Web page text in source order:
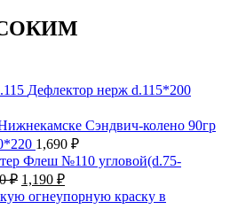
Дефлектор нерж d.115*200
Сэндвич-колено 90гр
1,690 ₽
Флеш №110 угловой(d.75-
₽ Первоначальная
цена
составляла
1,190 ₽Текущая
цена: